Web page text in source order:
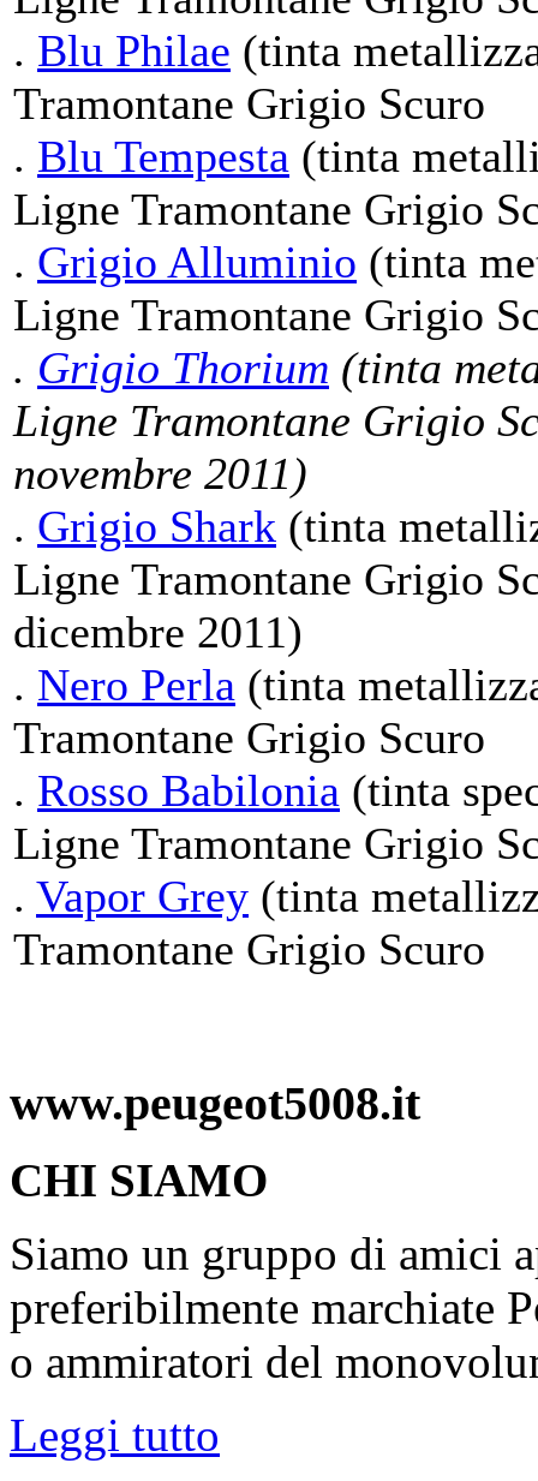
. Blu Philae (tinta
Tramontane Grigio Scuro
. Blu Tempesta (tinta
Ligne Tramontane Grigio
. Grigio Alluminio (tinta
Ligne Tramontane Grigio
. Grigio Thorium (tinta
Ligne Tramontane Grigio
novembre 2011)
. Grigio Shark (tinta
Ligne Tramontane Grigio
dicembre 2011)
. Nero Perla (tinta
Tramontane Grigio Scuro
. Rosso Babilonia (tinta
Ligne Tramontane Grigio
. Vapor Grey (tinta
Tramontane Grigio Scuro
www.peugeot5008.it
CHI SIAMO
Siamo un gruppo di amici
preferibilmente marchiate
o ammiratori del
Leggi tutto